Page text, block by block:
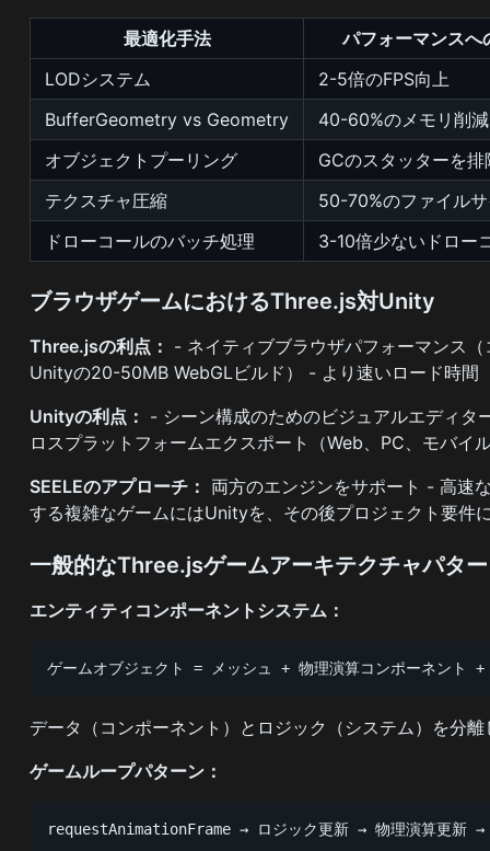
最適化手法
パフォーマンスへ
LODシステム
2-5倍のFPS向上
BufferGeometry vs Geometry
40-60%のメモリ削減
オブジェクトプーリング
GCのスタッターを排
テクスチャ圧縮
50-70%のファイル
ドローコールのバッチ処理
3-10倍少ないドロー
ブラウザゲームにおけるThree.js対Unity
Three.jsの利点： - ネイティブブラウザパフォーマンス
Unityの20-50MB WebGLビルド） - より速いロード時
Unityの利点： - シーン構成のためのビジュアルエディ
ロスプラットフォームエクスポート（Web、PC、モバイ
SEELEのアプローチ： 両方のエンジンをサポート - 高速
する複雑なゲームにはUnityを、その後プロジェクト要件
一般的なThree.jsゲームアーキテクチャパタ
エンティティコンポーネントシステム：
ゲームオブジェクト = メッシュ + 物理演算コンポーネント
データ（コンポーネント）とロジック（システム）を分
ゲームループパターン：
requestAnimationFrame → ロジック更新 → 物理演算更新 →